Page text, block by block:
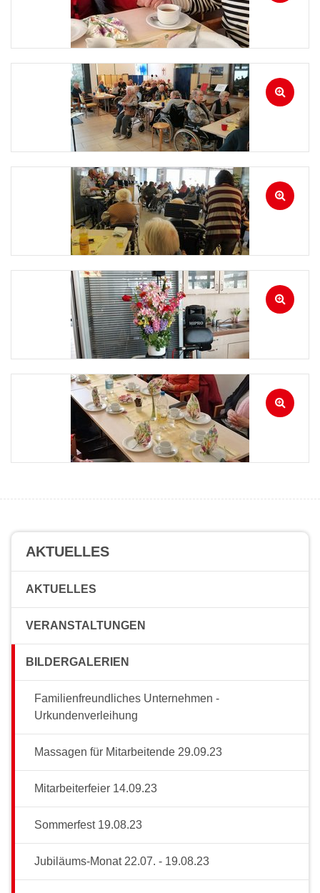
AKTUELLES
AKTUELLES
VERANSTALTUNGEN
BILDERGALERIEN
Familienfreundliches Unternehmen -
Urkundenverleihung
Massagen für Mitarbeitende 29.09.23
Mitarbeiterfeier 14.09.23
Sommerfest 19.08.23
Jubiläums-Monat 22.07. - 19.08.23